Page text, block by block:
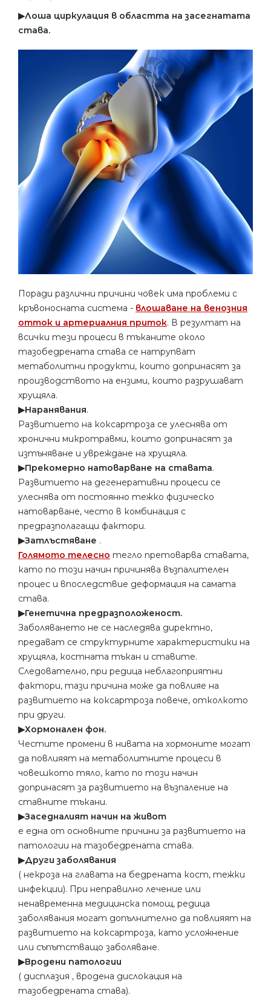
▶︎Лоша циркулация в областта на засегнатата
става.
Поради различни причини човек има проблеми с
кръвоносната система - влошаване на венозния
отток и артериалния приток. В резултат на
всички тези процеси в тъканите около
тазобедрената става се натрупват
метаболитни продукти, които допринасят за
производството на ензими, които разрушават
хрущяла.
▶︎Наранявания.
Развитието на коксартроза се улеснява от
хронични микротравми, които допринасят за
изтъняване и увреждане на хрущяла.
▶︎Прекомерно натоварване на ставата.
Развитието на дегенеративни процеси се
улеснява от постоянно тежко физическо
натоварване, често в комбинация с
предразполагащи фактори.
▶︎Затлъстяване .
Голямото телесно тегло претоварва ставата,
като по този начин причинява възпалителен
процес и впоследствие деформация на самата
става.
▶︎Генетична предразположеност.
Заболяването не се наследява директно,
предават се структурните характеристики на
хрущяла, костната тъкан и ставите.
Следователно, при редица неблагоприятни
фактори, тази причина може да повлияе на
развитието на коксартроза повече, отколкото
при други.
▶︎Хормонален фон.
Честите промени в нивата на хормоните могат
да повлияят на метаболитните процеси в
човешкото тяло, като по този начин
допринасят за развитието на възпаление на
ставните тъкани.
▶︎Заседналият начин на живот
е една от основните причини за развитието на
патологии на тазобедрената става.
▶︎Други заболявания
( некроза на главата на бедрената кост, тежки
инфекции). При неправилно лечение или
ненавременна медицинска помощ, редица
заболявания могат допълнително да повлияят на
развитието на коксартроза, като усложнение
или съпътстващо заболяване.
▶︎Вродени патологии
( дисплазия , вродена дислокация на
тазобедрената става).